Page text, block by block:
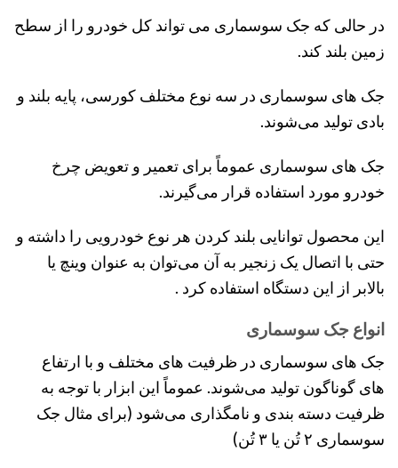
در حالی که جک سوسماری می تواند کل خودرو را از سطح
زمین بلند کند.
جک های سوسماری در سه نوع مختلف کورسی، پایه بلند و
بادی تولید می‌شوند.
جک های سوسماری عموماً برای تعمیر و تعویض چرخ
خودرو مورد استفاده قرار می‌گیرند.
این محصول توانایی بلند کردن هر نوع خودرویی را داشته و
حتی با اتصال یک زنجیر به آن می‌توان به عنوان وینچ یا
بالابر از این دستگاه استفاده کرد .
انواع جک سوسماری
جک های سوسماری در ظرفیت های مختلف و با ارتفاع
های گوناگون تولید می‌شوند. عموماً این ابزار با توجه به
ظرفیت دسته بندی و نامگذاری می‌شود (برای مثال جک
سوسماری ۲ تُن یا ۳ تُن)